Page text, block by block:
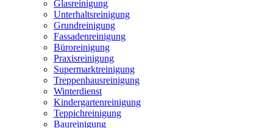
Glasreinigung
Unterhaltsreinigung
Grundreinigung
Fassadenreinigung
Büroreinigung
Praxisreinigung
Supermarktreinigung
Treppenhausreinigung
Winterdienst
Kindergartenreinigung
Teppichreinigung
Baureinigung